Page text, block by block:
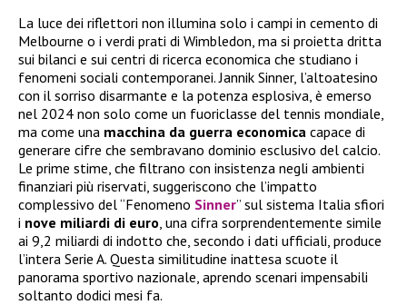
La luce dei riflettori non illumina solo i campi in cemento di
Melbourne o i verdi prati di Wimbledon, ma si proietta dritta
sui bilanci e sui centri di ricerca economica che studiano i
fenomeni sociali contemporanei. Jannik Sinner, l’altoatesino
con il sorriso disarmante e la potenza esplosiva, è emerso
nel 2024 non solo come un fuoriclasse del tennis mondiale,
ma come una macchina da guerra economica capace di
generare cifre che sembravano dominio esclusivo del calcio.
Le prime stime, che filtrano con insistenza negli ambienti
finanziari più riservati, suggeriscono che l’impatto
complessivo del “Fenomeno Sinner” sul sistema Italia sfiori
i nove miliardi di euro , una cifra sorprendentemente simile
ai 9,2 miliardi di indotto che, secondo i dati ufficiali, produce
l’intera Serie A. Questa similitudine inattesa scuote il
panorama sportivo nazionale, aprendo scenari impensabili
soltanto dodici mesi fa.